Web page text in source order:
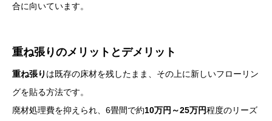
合に向いています。
重ね張りのメリットとデメリット
重ね張り は既存の床材を残したまま、その上に新しいフローリン
グを貼る方法です。
廃材処理費を抑えられ、6畳間で約10万円～25万円程度のリーズ